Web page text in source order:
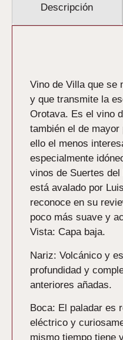
Descripción
Vino de Villa que se
y que transmite la
Orotava. Es el vino
también el de
ello el menos
especialmente
vinos de Suertes
está avalado por
reconoce en su
poco más suave y
Vista: Capa baja.
Nariz: Volcánico y
profundidad y
anteriores añadas.
Boca: El paladar es
eléctrico y
mismo tiempo tiene